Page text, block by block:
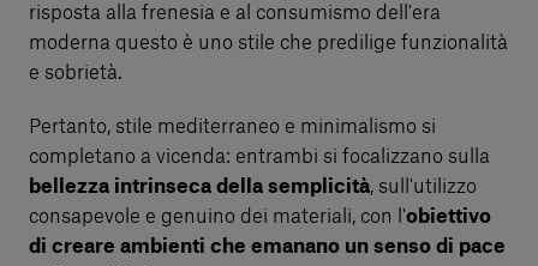
risposta alla frenesia e al consumismo dell'era
moderna questo è uno stile che predilige funzionalità
e sobrietà.
Pertanto, stile mediterraneo e minimalismo si
completano a vicenda: entrambi si focalizzano sulla
bellezza intrinseca della semplicità, sull'utilizzo
consapevole e genuino dei materiali, con l'obiettivo
di creare ambienti che emanano un senso di pace